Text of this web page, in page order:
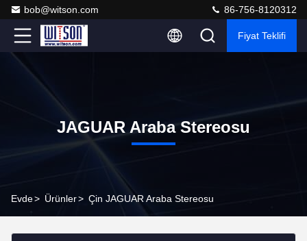
bob@witson.com 86-756-8120312
Fiyat Teklifi
JAGUAR Araba Stereosu
Evde> Ürünler> Çin JAGUAR Araba Stereosu